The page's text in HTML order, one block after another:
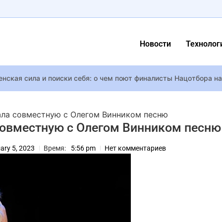
Новости
сила и поиски себя: о чем поют финалисты Нацотбора
увидеть спин-офф Resident Evil про уютную деревенскую
нового фильма Уэса Андерсона “Город астероидов” со
Than Heaven вдохновлена Tekken, игрок управляет
каминг-аут и сменила имя, став Оскаром
Амаль Клуни в корсетном платье Del Core
больше реализма: новый геймдиректор изменил видение
сериала Перевозница
совместную с Олегом Винником песню
с Олегом Винником песню
5, 2023 Время: 5:56 pm Нет комментариев